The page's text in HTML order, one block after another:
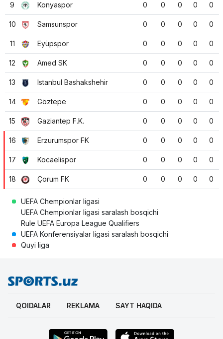
9 Konyaspor 0 0 0 0 0
10 Samsunspor 0 0 0 0 0
11 Eyüpspor 0 0 0 0 0
12 Amed SK 0 0 0 0 0
13 Istanbul Bashakshehir 0 0 0 0 0
14 Göztepe 0 0 0 0 0
15 Gaziantep F.K. 0 0 0 0 0
16 Erzurumspor FK 0 0 0 0 0
17 Kocaelispor 0 0 0 0 0
18 Çorum FK 0 0 0 0 0
UEFA Chempionlar ligasi
UEFA Chempionlar ligasi saralash bosqichi
Rule UEFA Europa League Qualifiers
UEFA Konferensiyalar ligasi saralash bosqichi
Quyi liga
QOIDALAR REKLAMA SAYT HAQIDA